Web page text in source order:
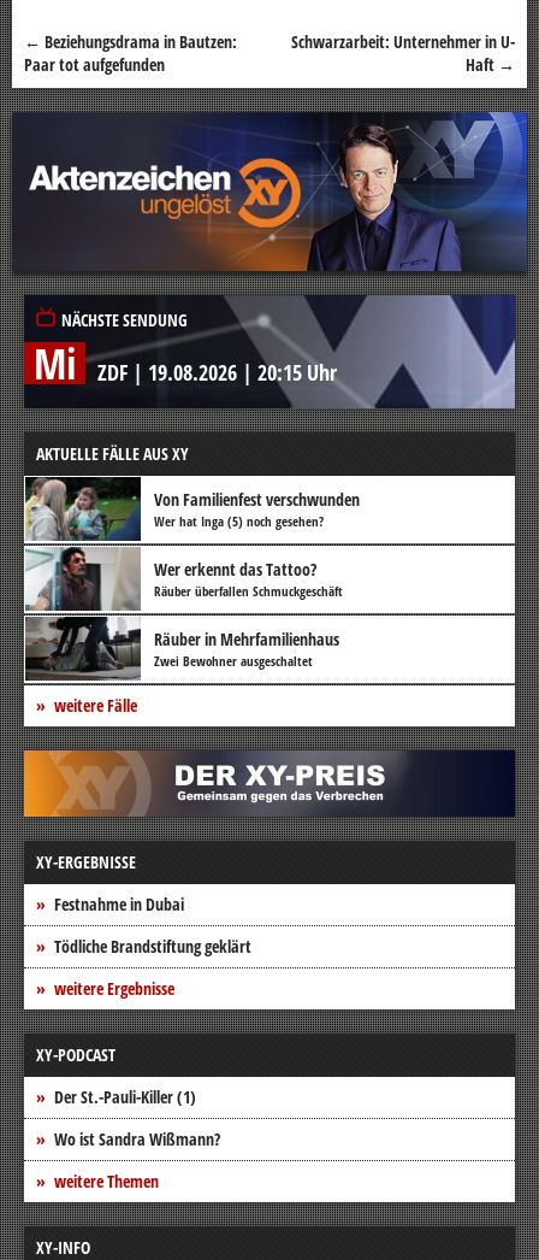
Beitragsnavigation
← Beziehungsdrama in Bautzen:
Paar tot aufgefunden
Schwarzarbeit: Unternehmer in U-
Haft →
NÄCHSTE SENDUNG
Mi ZDF | 19.08.2026 | 20:15 Uhr
AKTUELLE FÄLLE AUS XY
Von Familienfest verschwunden
Wer hat Inga (5) noch gesehen?
Wer erkennt das Tattoo?
Räuber überfallen Schmuckgeschäft
Räuber in Mehrfamilienhaus
Zwei Bewohner ausgeschaltet
weitere Fälle
XY-ERGEBNISSE
Festnahme in Dubai
Tödliche Brandstiftung geklärt
weitere Ergebnisse
XY-PODCAST
Der St.-Pauli-Killer (1)
Wo ist Sandra Wißmann?
weitere Themen
XY-INFO